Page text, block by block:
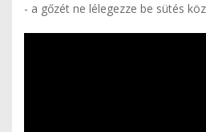
- a gőzét ne lélegezze be sütés